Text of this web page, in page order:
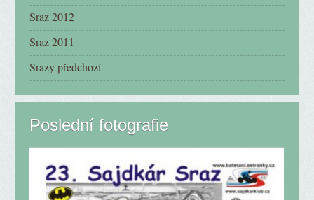
Sraz 2012
Sraz 2011
Srazy předchozí
Poslední fotografie